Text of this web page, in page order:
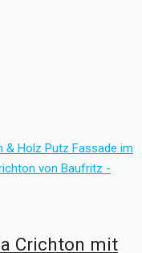
Crichton mit